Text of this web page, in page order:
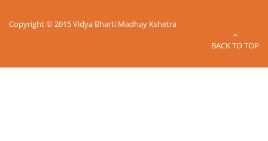
Copyright © 2015 Vidya Bharti Madhay Kshetra
BACK TO TOP